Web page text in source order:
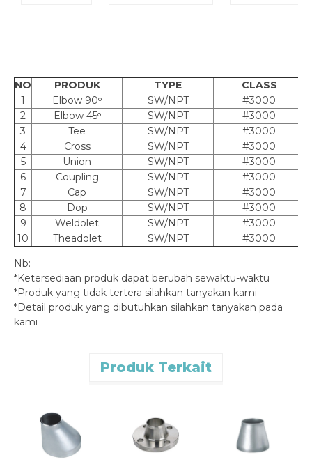
NO PRODUK TYPE
CLASS
1
Elbow 90ᵒ SW/NPT
#3000
2
Elbow 45ᵒ SW/NPT
#3000
3
Tee SW/NPT
#3000
4
Cross SW/NPT
#3000
5
Union SW/NPT
#3000
6
Coupling SW/NPT
#3000
7
Cap SW/NPT
#3000
8
Dop SW/NPT
#3000
9
Weldolet SW/NPT
#3000
10
Theadolet SW/NPT
#3000
Nb:
*Ketersediaan produk dapat berubah sewaktu-waktu
*Produk yang tidak tertera silahkan tanyakan kami
*Detail produk yang dibutuhkan silahkan tanyakan pada
kami
Produk Terkait